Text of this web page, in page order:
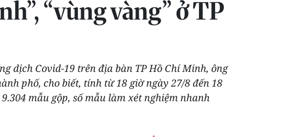
“vùng vàng” ở TP
dịch Covid-19 trên địa bàn TP Hồ Chí Minh, ông
phố, cho biết, tính từ 18 giờ ngày 27/8 đến 18
mẫu gộp, số mẫu làm xét nghiệm nhanh